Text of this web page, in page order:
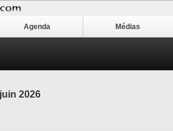
Agenda Médias
2026